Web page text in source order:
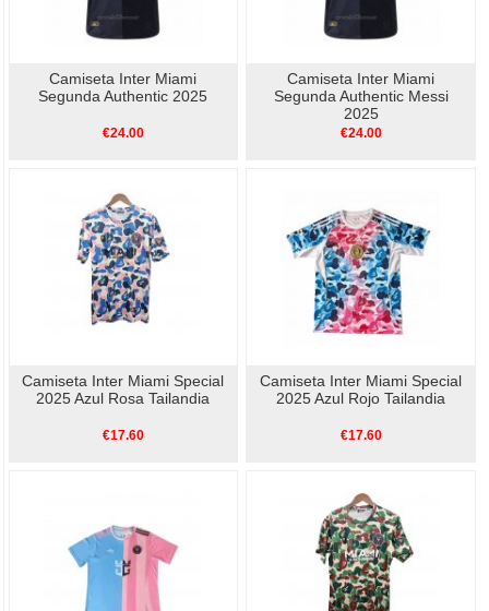
Camiseta Inter Miami
Segunda Authentic 2025
€24.00
Camiseta Inter Miami
Segunda Authentic Messi
2025
€24.00
Camiseta Inter Miami Special
2025 Azul Rosa Tailandia
€17.60
Camiseta Inter Miami Special
2025 Azul Rojo Tailandia
€17.60